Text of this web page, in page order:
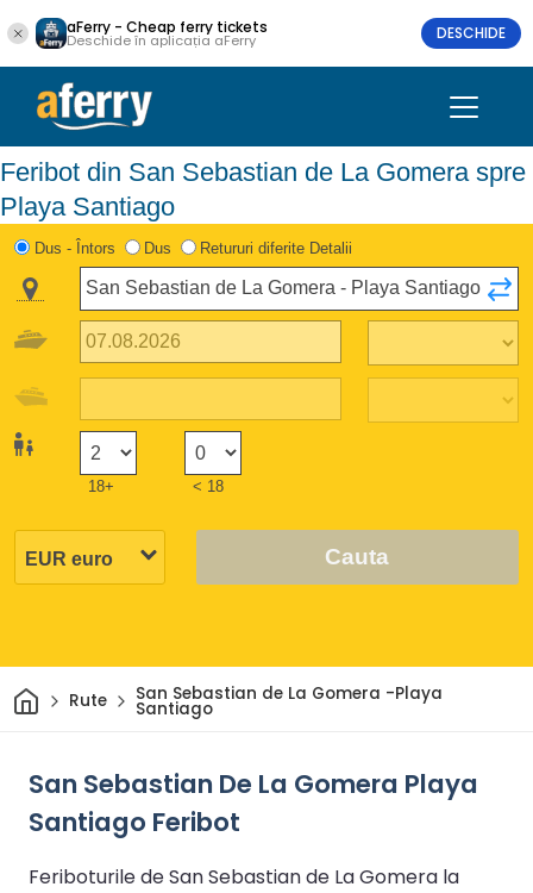
aFerry - Cheap ferry tickets
Deschide în aplicația aFerry DESCHIDE
Feribot din San Sebastian de La Gomera spre
Playa Santiago
Dus - Întors Dus Retururi diferite Detalii
18+ < 18
Cauta
AcasăRute San Sebastian de La Gomera -Playa
Santiago
San Sebastian De La Gomera Playa
Santiago Feribot
Feriboturile de San Sebastian de La Gomera la